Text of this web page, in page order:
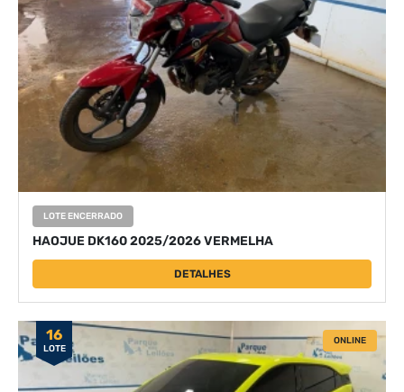
LOTE ENCERRADO
HAOJUE DK160 2025/2026 VERMELHA
DETALHES
16
LOTE
ONLINE